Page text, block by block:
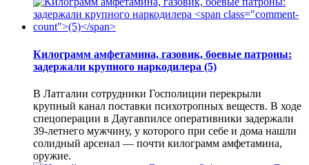
Килограмм амфетамина, газовик, боевые патроны:
задержали крупного наркодилера (5)
В Латгалии сотрудники Госполиции перекрыли
крупный канал поставки психотропных веществ. В ходе
спецоперации в Даугавпилсе оперативники задержали
39-летнего мужчину, у которого при себе и дома нашли
солидный арсенал — почти килограмм амфетамина,
оружие.